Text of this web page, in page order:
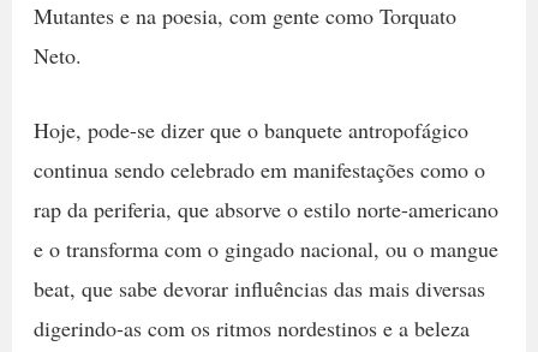
Mutantes e na poesia, com gente como Torquato
Neto.
Hoje, pode-se dizer que o banquete antropofágico
continua sendo celebrado em manifestações como o
rap da periferia, que absorve o estilo norte-americano
e o transforma com o gingado nacional, ou o mangue
beat, que sabe devorar influências das mais diversas
digerindo-as com os ritmos nordestinos e a beleza